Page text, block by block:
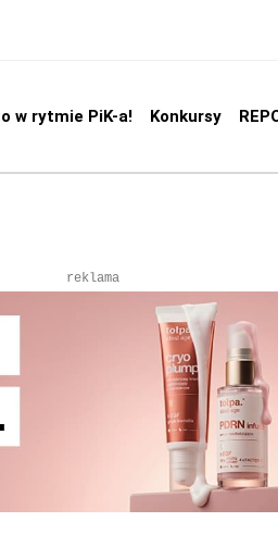
w rytmie PiK-a! Konkursy
reklama